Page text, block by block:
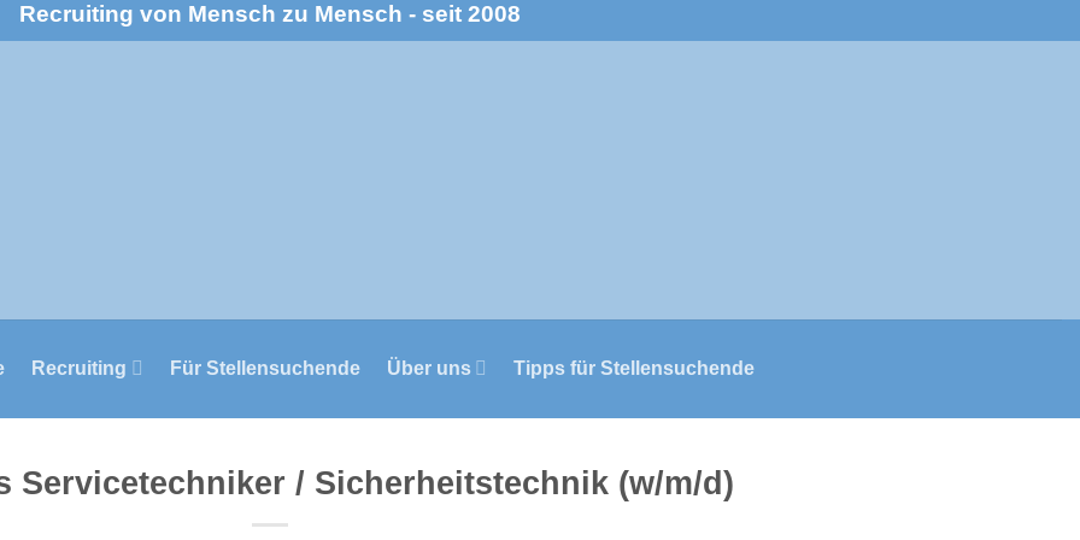
Recruiting von Mensch zu Mensch - seit 2008
Recruiting Für Stellensuchende Über uns Tipps für Stellensuchende
Servicetechniker / Sicherheitstechnik (w/m/d)